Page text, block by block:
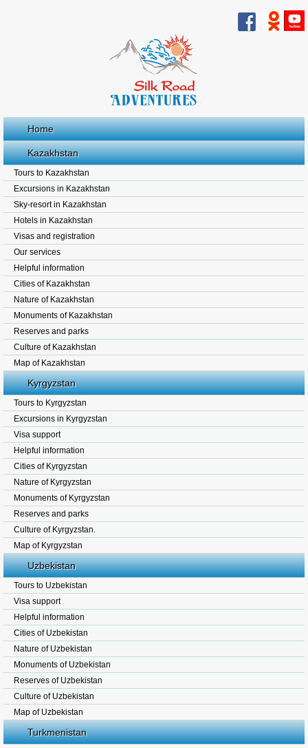
Home
Kazakhstan
Tours to Kazakhstan
Excursions in Kazakhstan
Sky-resort in Kazakhstan
Hotels in Kazakhstan
Visas and registration
Our services
Helpful information
Cities of Kazakhstan
Nature of Kazakhstan
Monuments of Kazakhstan
Reserves and parks
Culture of Kazakhstan
Map of Kazakhstan
Kyrgyzstan
Tours to Kyrgyzstan
Excursions in Kyrgyzstan
Visa support
Helpful information
Cities of Kyrgyzstan
Nature of Kyrgyzstan
Monuments of Kyrgyzstan
Reserves and parks
Culture of Kyrgyzstan.
Map of Kyrgyzstan
Uzbekistan
Tours to Uzbekistan
Visa support
Helpful information
Cities of Uzbekistan
Nature of Uzbekistan
Monuments of Uzbekistan
Reserves of Uzbekistan
Culture of Uzbekistan
Map of Uzbekistan
Turkmenistan